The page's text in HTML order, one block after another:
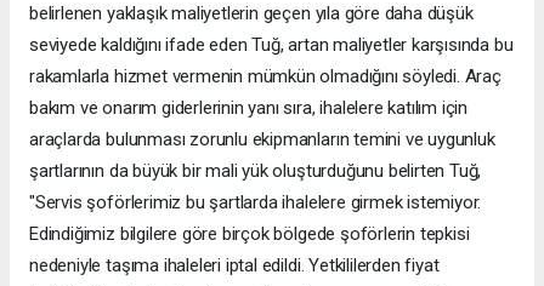
belirlenen yaklaşık maliyetlerin geçen yıla göre daha düşük
seviyede kaldığını ifade eden Tuğ, artan maliyetler karşısında bu
rakamlarla hizmet vermenin mümkün olmadığını söyledi. Araç
bakım ve onarım giderlerinin yanı sıra, ihalelere katılım için
araçlarda bulunması zorunlu ekipmanların temini ve uygunluk
şartlarının da büyük bir mali yük oluşturduğunu belirten Tuğ,
"Servis şoförlerimiz bu şartlarda ihalelere girmek istemiyor.
Edindiğimiz bilgilere göre birçok bölgede şoförlerin tepkisi
nedeniyle taşıma ihaleleri iptal edildi. Yetkililerden fiyat